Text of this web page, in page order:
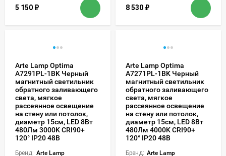
5 150 ₽ 8 530 ₽
Arte Lamp Optima
A7291PL-1BK Черный
магнитный светильник
обратного заливающего
света, мягкое
рассеянное освещение
на стену или потолок,
диаметр 15см, LED 8Вт
480Лм 3000K CRI90+
120° IP20 48В
Бренд: Arte Lamp
Arte Lamp Optima
A7271PL-1BK Черный
магнитный светильник
обратного заливающего
света, мягкое
рассеянное освещение
на стену или потолок,
диаметр 15см, LED 8Вт
480Лм 4000K CRI90+
120° IP20 48В
Бренд: Arte Lamp